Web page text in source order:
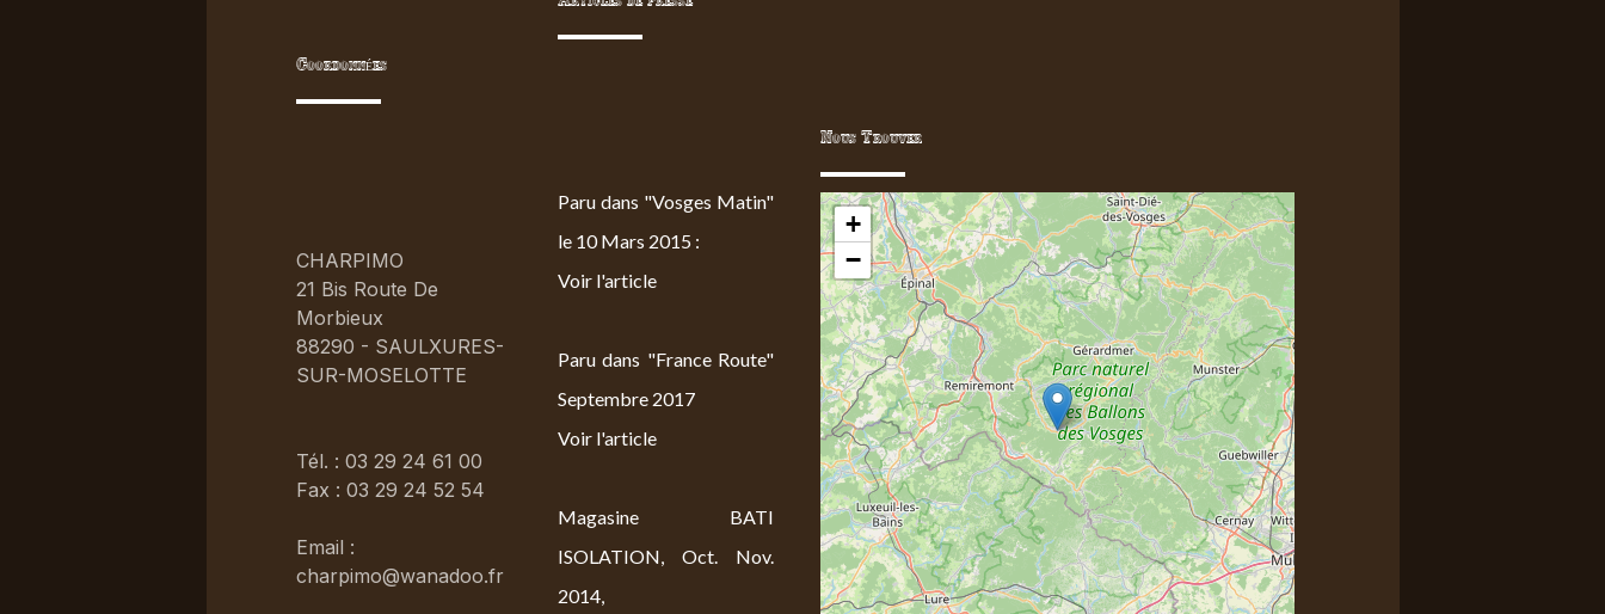
Coordonnées
CHARPIMO
21 Bis Route De
Morbieux
88290 - SAULXURES-
SUR-MOSELOTTE
Tél. : 03 29 24 61 00
Fax : 03 29 24 52 54
Email :
charpimo@wanadoo.fr
Paru dans "Vosges Matin"
le 10 Mars 2015 :
Voir l'article
Paru dans "France Route"
Septembre 2017
Voir l'article
Magasine BATI
ISOLATION, Oct. Nov.
2014,
Nous Trouver
+
−